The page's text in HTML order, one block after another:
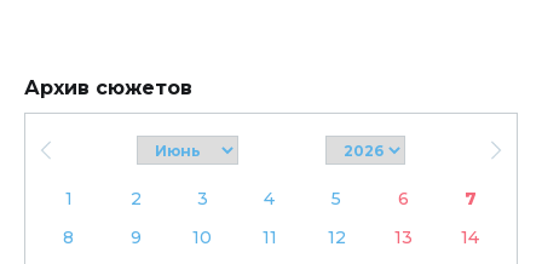
Архив сюжетов
1 2 3 4 5 6
7
8
9 10 11 12 13
14